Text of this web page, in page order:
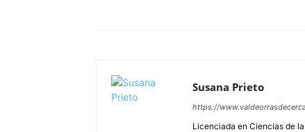
Susana Prieto
https://
Licenciada en Ciencias de